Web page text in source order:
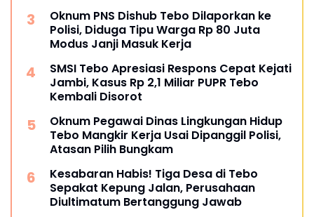
Oknum PNS Dishub Tebo Dilaporkan ke
Polisi, Diduga Tipu Warga Rp 80 Juta
Modus Janji Masuk Kerja
SMSI Tebo Apresiasi Respons Cepat Kejati
Jambi, Kasus Rp 2,1 Miliar PUPR Tebo
Kembali Disorot
Oknum Pegawai Dinas Lingkungan Hidup
Tebo Mangkir Kerja Usai Dipanggil Polisi,
Atasan Pilih Bungkam
Kesabaran Habis! Tiga Desa di Tebo
Sepakat Kepung Jalan, Perusahaan
Diultimatum Bertanggung Jawab